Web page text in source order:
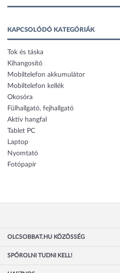
KAPCSOLÓDÓ KATEGÓRIÁK
Tok és táska
Kihangosító
Mobiltelefon akkumulátor
Mobiltelefon kellék
Okosóra
Fülhallgató, fejhallgató
Aktív hangfal
Tablet PC
Laptop
Nyomtató
Fotópapír
OLCSOBBAT.HU KÖZÖSSÉG
SPÓROLNI TUDNI KELL!